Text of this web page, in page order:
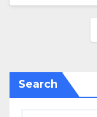
Search